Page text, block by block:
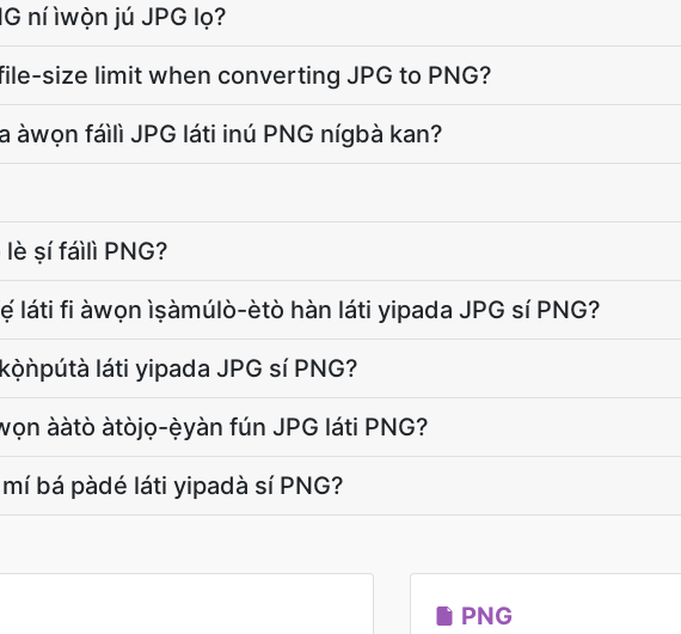
ní ìwọ̀n jú JPG lọ?
size limit when converting JPG to PNG?
àwọn fáìlì JPG láti inú PNG nígbà kan?
ṣí fáìlì PNG?
láti fi àwọn ìṣàmúlò-ètò hàn láti yipada JPG sí PNG?
láti yipada JPG sí PNG?
ààtò àtòjọ-ẹ̀yàn fún JPG láti PNG?
bá pàdé láti yipadà sí PNG?
PNG